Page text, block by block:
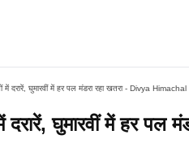
में दरारें, घुमारवीं में हर पल मंडरा रहा खतरा - Divya Himachal
दरारें, घुमारवीं में हर पल